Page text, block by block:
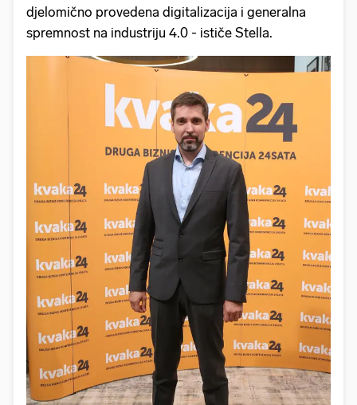
djelomično provedena digitalizacija i generalna
spremnost na industriju 4.0 - ističe Stella.